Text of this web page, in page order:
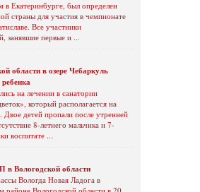
в Екатеринбурге, был определен
страны для участия в чемпионате
Все участники
занявшие первые и ...
области в озере Чебаркуль
на лечении в санатории
который располагается на
Двое детей пропали после утренней
8-летнего мальчика и 7-
воспитате ...
в Вологодской области
Вологда Новая Ладога в